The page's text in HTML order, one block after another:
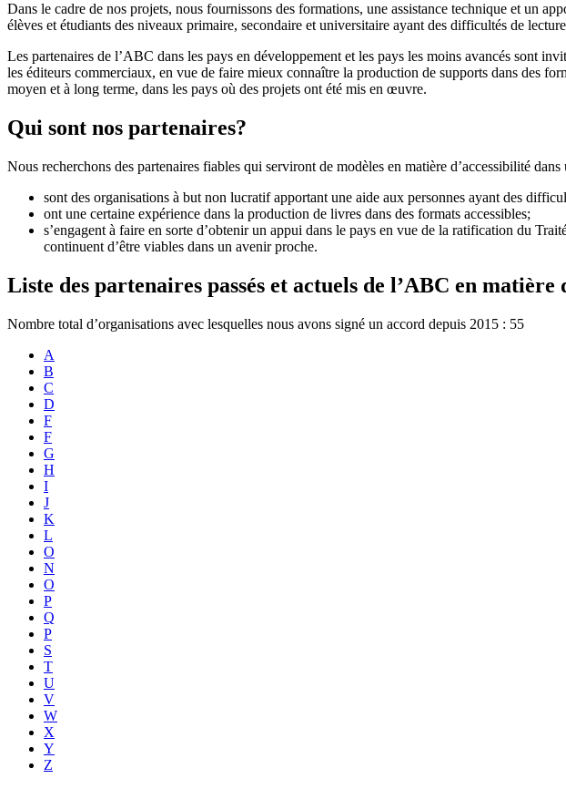
Dans le cadre de nos projets, nous fournissons des formations, une assistance technique et un
élèves et étudiants des niveaux primaire, secondaire et universitaire ayant des difficultés de
Les partenaires de l’ABC dans les pays en développement et les pays les moins avancés sont
les éditeurs commerciaux, en vue de faire mieux connaître la production de supports dans des
moyen et à long terme, dans les pays où des projets ont été mis en œuvre.
Qui sont nos partenaires?
Nous recherchons des partenaires fiables qui serviront de modèles en matière d’accessibilité
sont des organisations à but non lucratif apportant une aide aux personnes ayant des
ont une certaine expérience dans la production de livres dans des formats accessibles;
s’engagent à faire en sorte d’obtenir un appui dans le pays en vue de la ratification du
continuent d’être viables dans un avenir proche.
Liste des partenaires passés et actuels de l’ABC en
Nombre total d’organisations avec lesquelles nous avons signé un accord depuis 2015 : 55
A
B
C
D
F
F
G
H
I
J
K
L
O
N
O
P
Q
P
S
T
U
V
W
X
Y
Z